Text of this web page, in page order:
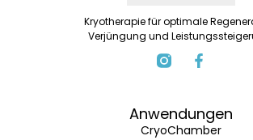
Kryotherapie für optimale
Verjüngung und
Anwendungen
CryoChamber